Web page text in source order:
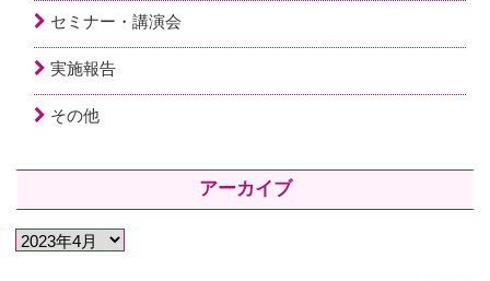
セミナー・講演会
実施報告
その他
アーカイブ